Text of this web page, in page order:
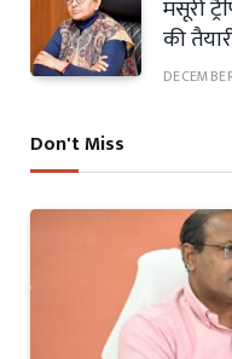
मसूरी
की
Don't Miss